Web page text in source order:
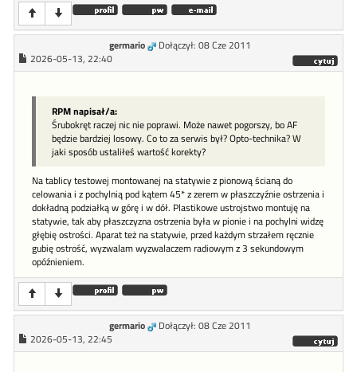
germario
Dołączył: 08 Cze 2011
2026-05-13, 22:40
RPM napisał/a:
Śrubokręt raczej nic nie poprawi. Może nawet pogorszy, bo AF
będzie bardziej losowy. Co to za serwis był? Opto-technika? W
jaki sposób ustaliłeś wartość korekty?
Na tablicy testowej montowanej na statywie z pionową ścianą do
celowania i z pochylnią pod kątem 45* z zerem w płaszczyźnie ostrzenia i
dokładną podziałką w górę i w dół. Plastikowe ustrojstwo montuję na
statywie, tak aby płaszczyzna ostrzenia była w pionie i na pochylni widzę
głębię ostrości. Aparat też na statywie, przed każdym strzałem ręcznie
gubię ostrość, wyzwalam wyzwalaczem radiowym z 3 sekundowym
opóźnieniem.
germario
Dołączył: 08 Cze 2011
2026-05-13, 22:45